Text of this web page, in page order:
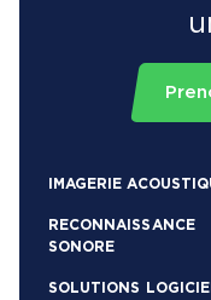
IMAGERIE
RECONNAISSANCE
SONORE
SOLUTIONS